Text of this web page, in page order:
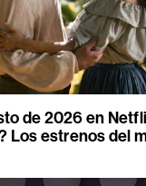
de 2026 en
Los estrenos del